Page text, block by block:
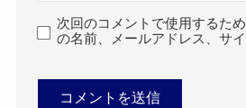
次回のコメントで使用するた
の名前、メールアドレス、サイ